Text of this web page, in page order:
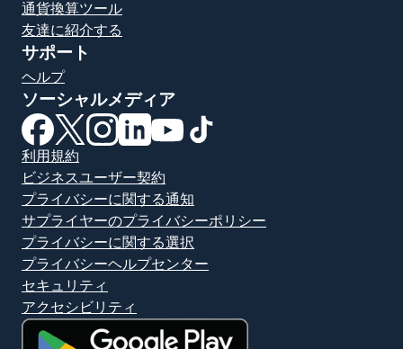
通貨換算ツール
友達に紹介する
サポート
ヘルプ
ソーシャルメディア
（別ウィンドウで開きます）
（別ウィンドウで開きます）
（別ウィンドウで開きます）
（別ウィンドウで開きます）
（別ウィンドウで開きます）
利用規約
ビジネスユーザー契約
プライバシーに関する通知
サプライヤーのプライバシーポリシー
プライバシーに関する選択
プライバシーヘルプセンター
セキュリティ
アクセシビリティ